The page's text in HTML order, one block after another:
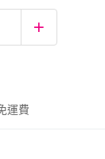
運費